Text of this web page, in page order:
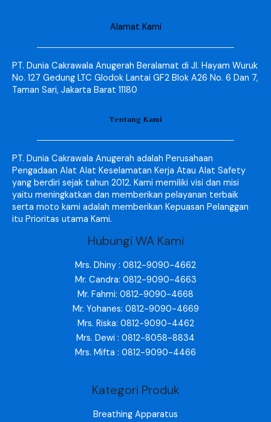
Alamat Kami
PT. Dunia Cakrawala Anugerah Beralamat di Jl. Hayam Wuruk
No. 127 Gedung LTC Glodok Lantai GF2 Blok A26 No. 6 Dan 7,
Taman Sari, Jakarta Barat 11180
Tentang Kami
PT. Dunia Cakrawala Anugerah adalah Perusahaan
Pengadaan Alat Alat Keselamatan Kerja Atau Alat Safety
yang berdiri sejak tahun 2012. Kami memiliki visi dan misi
yaitu meningkatkan dan memberikan pelayanan terbaik
serta moto kami adalah memberikan Kepuasan Pelanggan
itu Prioritas utama Kami.
Hubungi WA Kami
Mrs. Dhiny : 0812-9090-4662
Mr. Candra: 0812-9090-4663
Mr. Fahmi: 0812-9090-4668
Mr. Yohanes: 0812-9090-4669
Mrs. Riska: 0812-9090-4462
Mrs. Dewi : 0812-8058-8834
Mrs. Mifta : 0812-9090-4466
Kategori Produk
Breathing Apparatus